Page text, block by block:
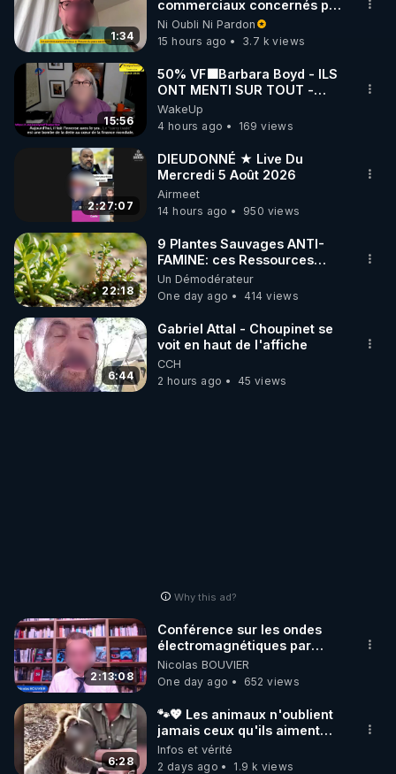
▶ 30 jours gratuit sur l’application de méditation et
de bien-être ENVOL :
Rendez-vous sur https://www.envol.app/code
le code : REGENERE
1:34
commerciaux concernés par
l'obligation dans toute la
France
Ni Oubli Ni Pardon
15 hours ago
3.7 k views
15:56
50% VF🟩Barbara Boyd - ILS
ONT MENTI SUR TOUT -
Jocelyne Traduction
WakeUp
4 hours ago
169 views
2:27:07
DIEUDONNÉ ★ Live Du
Mercredi 5 Août 2026
Airmeet
14 hours ago
950 views
22:18
9 Plantes Sauvages ANTI-
FAMINE: ces Ressources
JARDIN&des Haies
Un Démodérateur
One day ago
414 views
6:44
Gabriel Attal - Choupinet se
voit en haut de l'affiche
CCH
2 hours ago
45 views
Why this ad?
2:13:08
Conférence sur les ondes
électromagnétiques par
Grégoire Caustru et Bart de
Wever !
Nicolas BOUVIER
One day ago
652 views
6:28
🐾💖 Les animaux n'oublient
jamais ceux qu'ils aiment…
🥹❤️
Infos et vérité
2 days ago
1.9 k views